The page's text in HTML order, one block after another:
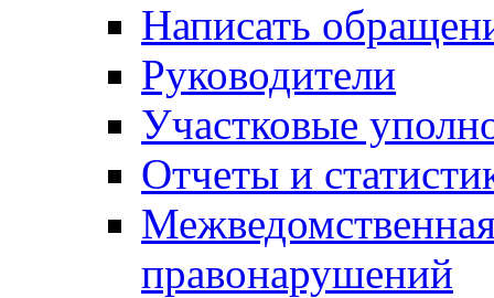
Написать
Руководители
Участковые
Отчеты и
правонарушений